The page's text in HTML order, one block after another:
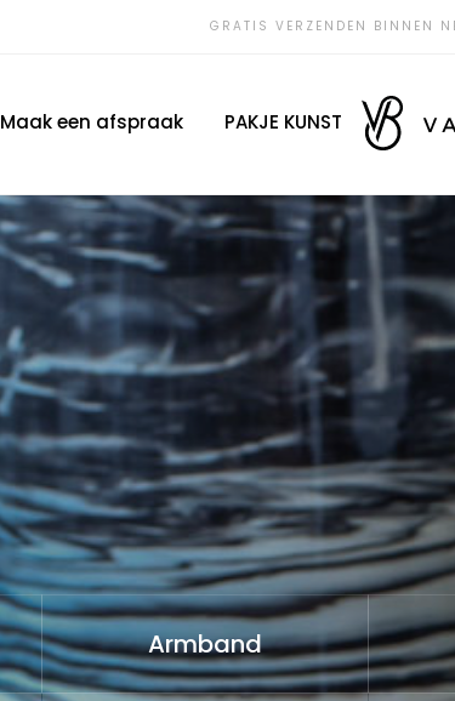
GRATIS VERZENDEN BINNEN
Maak een afspraak PAKJE KUNST
Armband